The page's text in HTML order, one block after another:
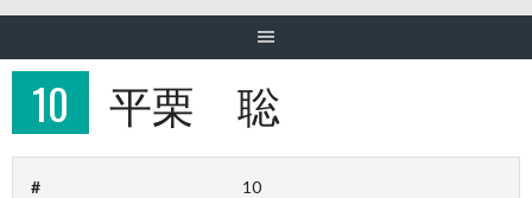
10 平栗 聡
# 10